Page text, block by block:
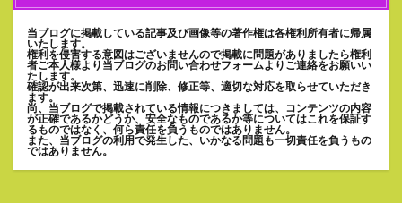
当ブログに掲載している記事及び画像等の著作権は各権利所有者に帰属
いたします。
権利を侵害する意図はございませんので掲載に問題がありましたら権利
者ご本人様より当ブログのお問い合わせフォームよりご連絡をお願いい
たします。
確認が出来次第、迅速に削除、修正等、適切な対応を取らせていただき
ます。
尚、当ブログで掲載されている情報につきましては、コンテンツの内容
が正確であるかどうか、安全なものであるか等についてはこれを保証す
るものではなく、何ら責任を負うものではありません。
また、当ブログの利用で発生した、いかなる問題も一切責任を負うもの
ではありません。